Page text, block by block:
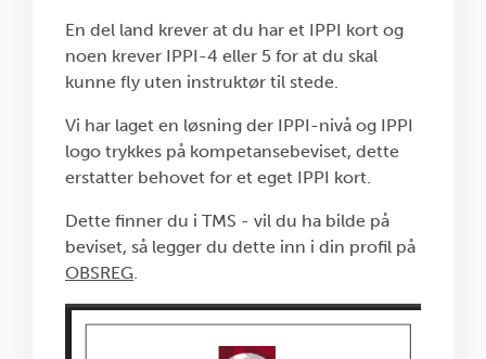
En del land krever at du har et IPPI kort og
noen krever IPPI-4 eller 5 for at du skal
kunne fly uten instruktør til stede.
Vi har laget en løsning der IPPI-nivå og IPPI
logo trykkes på kompetansebeviset, dette
erstatter behovet for et eget IPPI kort.
Dette finner du i TMS - vil du ha bilde på
beviset, så legger du dette inn i din profil på
OBSREG.